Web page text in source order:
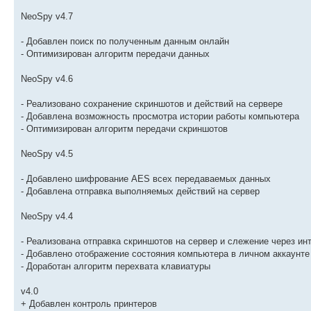
NeoSpy v4.7
- Добавлен поиск по полученным данным онлайн
- Оптимизирован алгоритм передачи данных
NeoSpy v4.6
- Реализовано сохранение скриншотов и действий на сервере
- Добавлена возможность просмотра истории работы компьютера
- Оптимизирован алгоритм передачи скриншотов
NeoSpy v4.5
- Добавлено шифрование AES всех передаваемых данных
- Добавлена отправка выполняемых действий на сервер
NeoSpy v4.4
- Реализована отправка скриншотов на сервер и слежение через
- Добавлено отображение состояния компьютера в личном аккаунте
- Доработан алгоритм перехвата клавиатуры
v4.0
+ Добавлен контроль принтеров